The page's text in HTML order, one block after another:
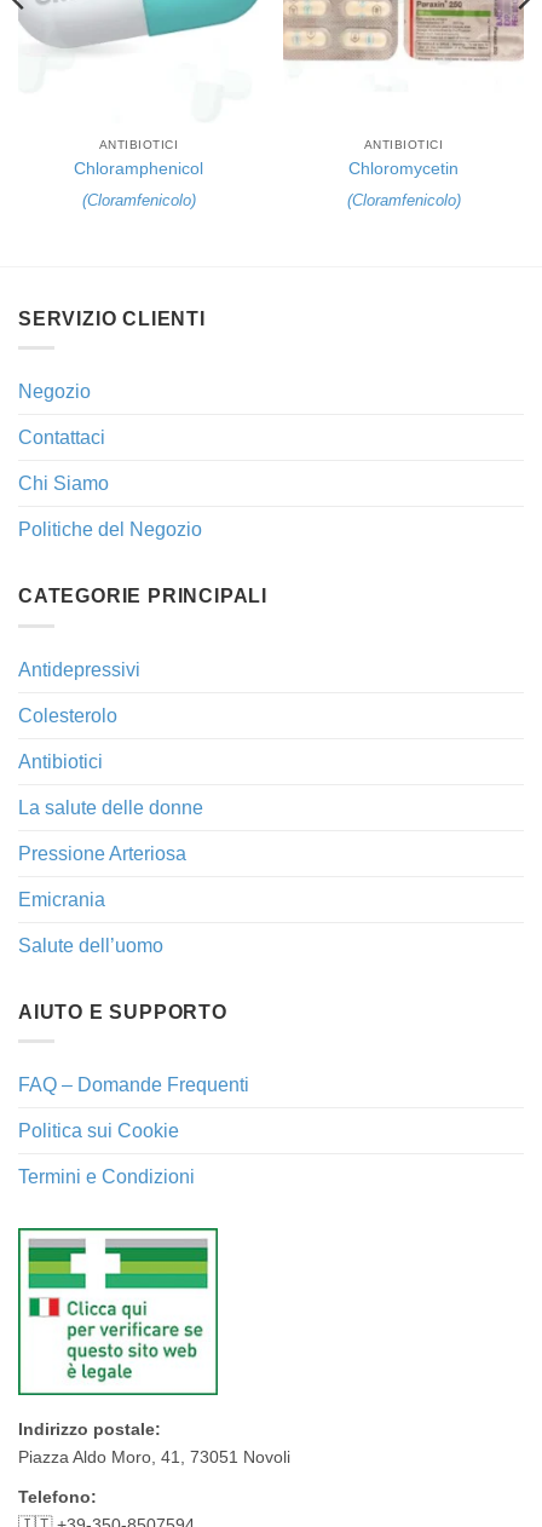
ANTIBIOTICI
Chloramphenicol
(Cloramfenicolo)
ANTIBIOTICI
Chloromycetin
(Cloramfenicolo)
SERVIZIO CLIENTI
Negozio
Contattaci
Chi Siamo
Politiche del Negozio
CATEGORIE PRINCIPALI
Antidepressivi
Colesterolo
Antibiotici
La salute delle donne
Pressione Arteriosa
Emicrania
Salute dell’uomo
AIUTO E SUPPORTO
FAQ – Domande Frequenti
Politica sui Cookie
Termini e Condizioni
Indirizzo postale:
Piazza Aldo Moro, 41, 73051 Novoli
Telefono: